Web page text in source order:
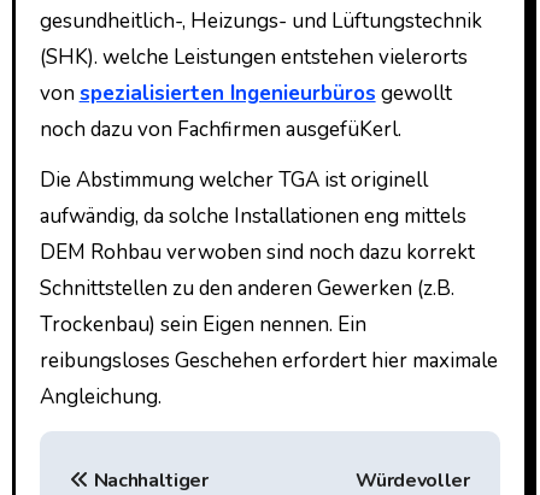
gesundheitlich-, Heizungs- und Lüftungstechnik
(SHK). welche Leistungen entstehen vielerorts
vonspezialisierten Ingenieurbüros gewollt
noch dazu von Fachfirmen ausgefüKerl.
Die Abstimmung welcher TGA ist originell
aufwändig, da solche Installationen eng mittels
DEM Rohbau verwoben sind noch dazu korrekt
Schnittstellen zu den anderen Gewerken (z.B.
Trockenbau) sein Eigen nennen. Ein
reibungsloses Geschehen erfordert hier maximale
Angleichung.
P
Nachhaltiger
Würdevoller